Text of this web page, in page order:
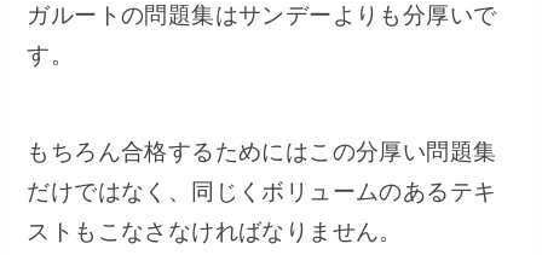
ガルートの問題集はサンデーよりも分厚いで
す。
もちろん合格するためにはこの分厚い問題集
だけではなく、同じくボリュームのあるテキ
ストもこなさなければなりません。